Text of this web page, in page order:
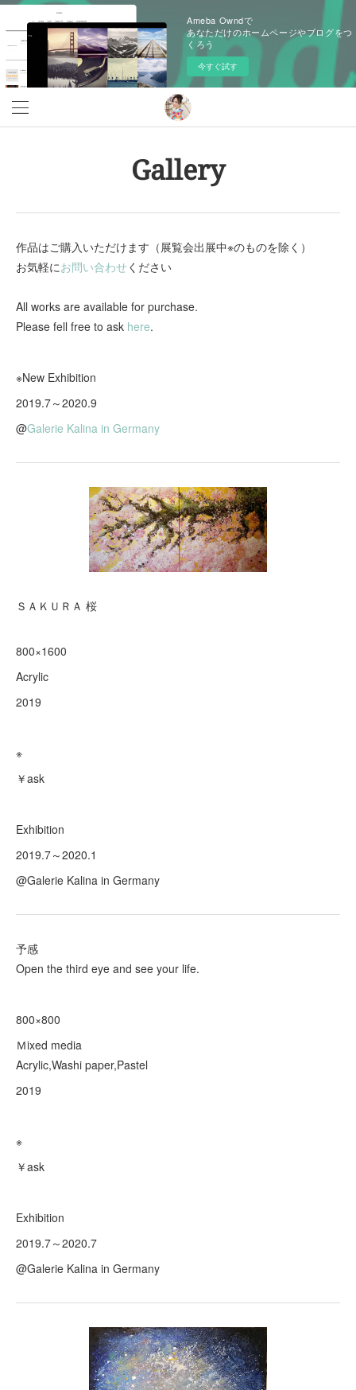
Ameba Owndで
あなただけのホームページやブログをつ
くろう
今すぐ試す
Gallery
作品はご購入いただけます（展覧会出展中※のものを除く）
お気軽にお問い合わせください
All works are available for purchase.
Please fell free to ask here.
※New Exhibition
2019.7～2020.9
@Galerie Kalina in Germany
ＳＡＫＵＲＡ 桜
800×1600
Acrylic
2019
※
￥ask
Exhibition
2019.7～2020.1
@Galerie Kalina in Germany
予感
Open the third eye and see your life.
800×800
Ｍixed media
Acrylic,Washi paper,Pastel
2019
※
￥ask
Exhibition
2019.7～2020.7
@Galerie Kalina in Germany